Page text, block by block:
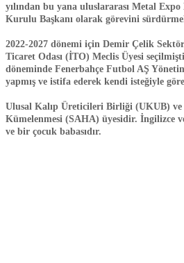
yılından bu yana uluslararası Metal
Kurulu Başkanı olarak görevini
2022-2027 dönemi için Demir Çelik
Ticaret Odası (İTO) Meclis Üyesi
döneminde Fenerbahçe Futbol AŞ
yapmış ve istifa ederek kendi isteğiyle
Ulusal Kalıp Üreticileri Birliği (UKUB) ve
Kümelenmesi (SAHA) üyesidir. İngilizce
ve bir çocuk babasıdır.